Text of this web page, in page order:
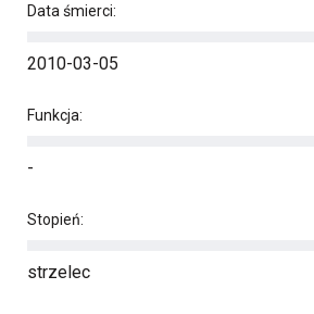
Data śmierci:
2010-03-05
Funkcja:
-
Stopień:
strzelec